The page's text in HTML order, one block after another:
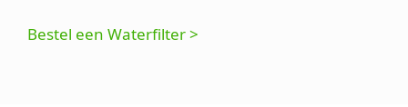
Bestel een Waterfilter >